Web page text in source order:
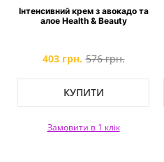
Інтенсивний крем з авокадо та
алое Health & Beauty
403 грн. 576 грн.
КУПИТИ
Замовити в 1 клік